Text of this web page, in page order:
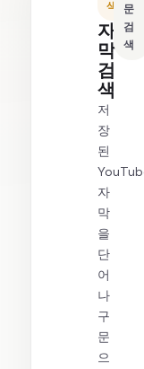
색
자
막
검
색
저
장
된
자
막
을
단
어
나
구
문
으
문
검
색